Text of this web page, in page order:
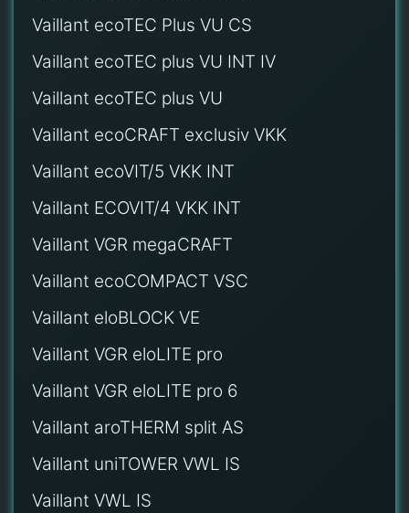
Vaillant ecoTEC Plus VU CS
Vaillant ecoTEC plus VU INT IV
Vaillant ecoTEC plus VU
Vaillant ecoCRAFT exclusiv VKK
Vaillant ecoVIT/5 VKK INT
Vaillant ECOVIT/4 VKK INT
Vaillant VGR megaCRAFT
Vaillant ecoCOMPACT VSC
Vaillant eloBLOCK VE
Vaillant VGR eloLITE pro
Vaillant VGR eloLITE pro 6
Vaillant aroTHERM split AS
Vaillant uniTOWER VWL IS
Vaillant VWL IS